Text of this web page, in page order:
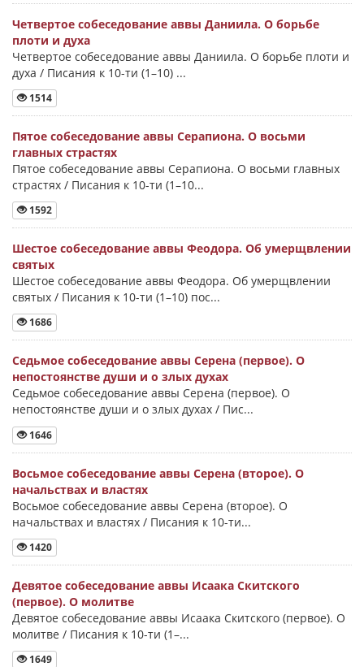
Четвертое собеседование аввы Даниила. О борьбе
плоти и духа
Четвертое собеседование аввы Даниила. О борьбе плоти и
духа / Писания к 10-ти (1–10) ...
1514
Пятое собеседование аввы Серапиона. О восьми
главных страстях
Пятое собеседование аввы Серапиона. О восьми главных
страстях / Писания к 10-ти (1–10...
1592
Шестое собеседование аввы Феодора. Об умерщвлении
святых
Шестое собеседование аввы Феодора. Об умерщвлении
святых / Писания к 10-ти (1–10) пос...
1686
Седьмое собеседование аввы Серена (первое). О
непостоянстве души и о злых духах
Седьмое собеседование аввы Серена (первое). О
непостоянстве души и о злых духах / Пис...
1646
Восьмое собеседование аввы Серена (второе). О
начальствах и властях
Восьмое собеседование аввы Серена (второе). О
начальствах и властях / Писания к 10-ти...
1420
Девятое собеседование аввы Исаака Скитского
(первое). О молитве
Девятое собеседование аввы Исаака Скитского (первое). О
молитве / Писания к 10-ти (1–...
1649